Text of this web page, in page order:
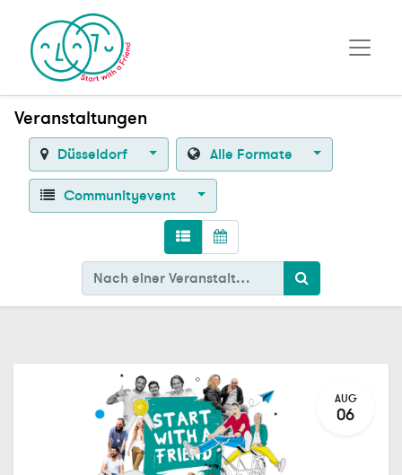
Veranstaltungen
Düsseldorf Alle Formate
Communityevent
AUG
06